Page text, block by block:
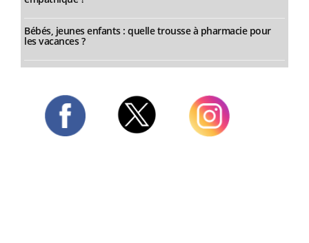
Bébés, jeunes enfants : quelle trousse à pharmacie pour
les vacances ?